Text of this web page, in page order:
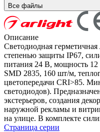
Все файлы
Описание
Светодиодная
степенью защиты IP67,
питания 24 В, мощность
SMD 2835, 160 шт/м,
цветопередачи CRI>85.
светодиодов).
экстерьеров, создания
наружной рекламы и
на улице. В комплекте
Страница серии